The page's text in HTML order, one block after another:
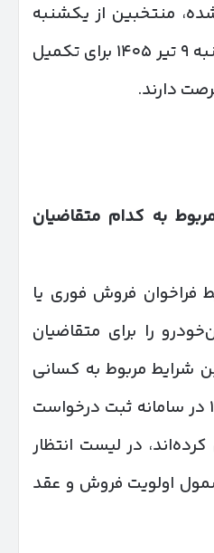
منتخبین از یکشنبه
۳۱ خرداد تا پایان سه‌شنبه ۹ تیر ۱۴۰۵ برای تکمیل
دارند.
به کدام متقاضیان
فراخوان فروش فوری یا
را برای متقاضیان
شرایط مربوط به کسانی
است که در خرداد ۱۴۰۵ در سامانه ثبت درخواست
در لیست انتظار
اولویت فروش و عقد